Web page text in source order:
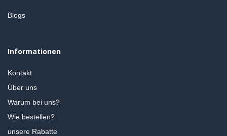
Blogs
Informationen
Kontakt
Über uns
Warum bei uns?
Wie bestellen?
unsere Rabatte